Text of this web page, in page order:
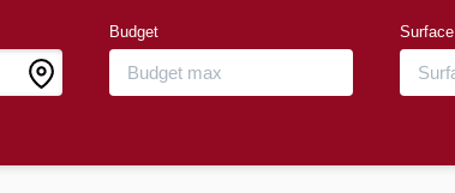
Budget Surface